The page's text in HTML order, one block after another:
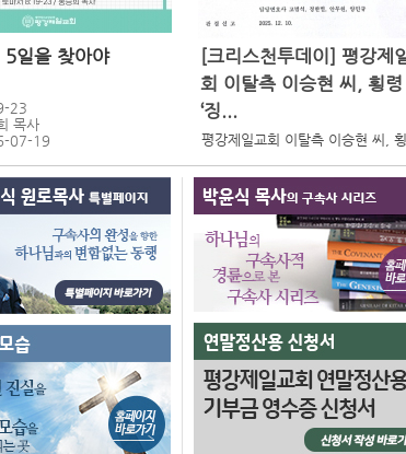
이미지 없음
5일을 찾아야
23
목사
07-19
[크리스천투데이] 평강제
회 이탈측 이승현 씨, 횡령
‘징...
평강제일교회 이탈측 이승현 씨, 횡